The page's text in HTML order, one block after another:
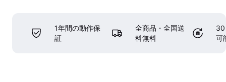
1年間の動作保
証
全商品・全国送
料無料
30
可